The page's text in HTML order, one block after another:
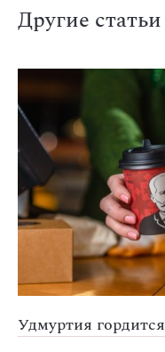
Другие статьи
Удмуртия гордится